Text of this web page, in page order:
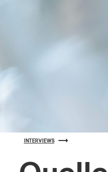
INTERVIEWS